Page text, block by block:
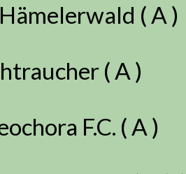
( A )
( A )
F.C. ( A )